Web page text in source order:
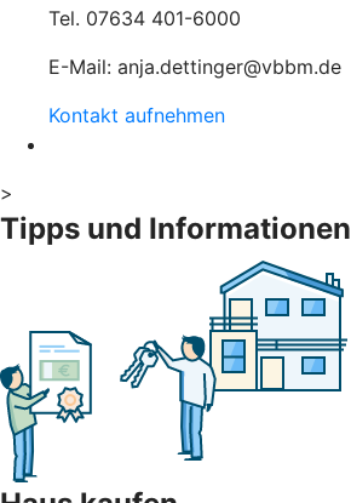
Tel. 07634 401-6000
E-Mail: anja.dettinger@vbbm.de
Kontakt aufnehmen
>
Tipps und Informationen